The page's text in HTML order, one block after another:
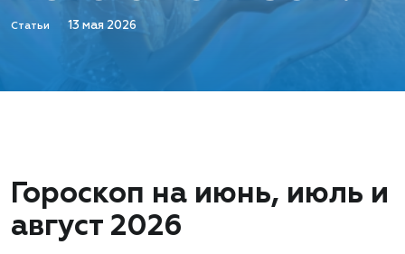
Статьи 13 мая 2026
Гороскоп на июнь, июль и
август 2026